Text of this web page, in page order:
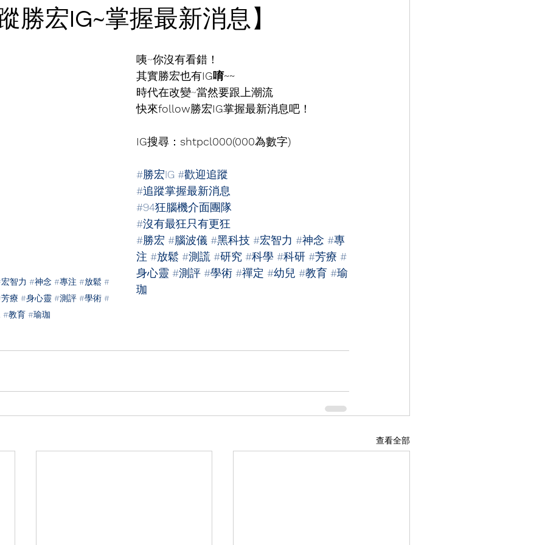
勝宏IG~掌握最新消息】
智力 #神念 #專注 #放鬆 #
療 #身心靈 #測評 #學術 #
#教育 #瑜珈
咦~你沒有看錯！
其實勝宏也有IG唷~~
時代在改變~當然要跟上潮流
快來follow勝宏IG掌握最新消息吧！
IG搜尋： shtpcl000(000為數字)
#勝宏IG #歡迎追蹤
#追蹤掌握最新消息
#94狂腦機介面團隊
#沒有最狂只有更狂
#勝宏 #腦波儀 #黑科技 #宏智力 #神念 #專
注 #放鬆 #測謊 #研究 #科學 #科研 #芳療 #
身心靈 #測評 #學術 #禪定 #幼兒 #教育 #瑜
珈
查看全部